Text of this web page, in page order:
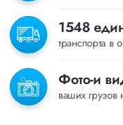
1548
транспорта в
Фото-и
ваших грузов